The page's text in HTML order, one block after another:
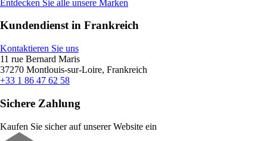
Entdecken Sie alle unsere Marken
Kundendienst in Frankreich
Kontaktieren Sie uns
11 rue Bernard Maris
37270 Montlouis-sur-Loire, Frankreich
+33 1 86 47 62 58
Sichere Zahlung
Kaufen Sie sicher auf unserer Website ein